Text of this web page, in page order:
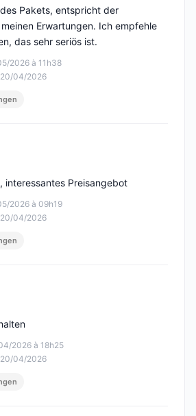
2026 à 11h38
20/04/2026
Pakets, entspricht der
Erwartungen. Ich empfehle
das sehr seriös ist.
5
2026 à 09h19
20/04/2026
interessantes Preisangebot
5
2026 à 18h25
20/04/2026